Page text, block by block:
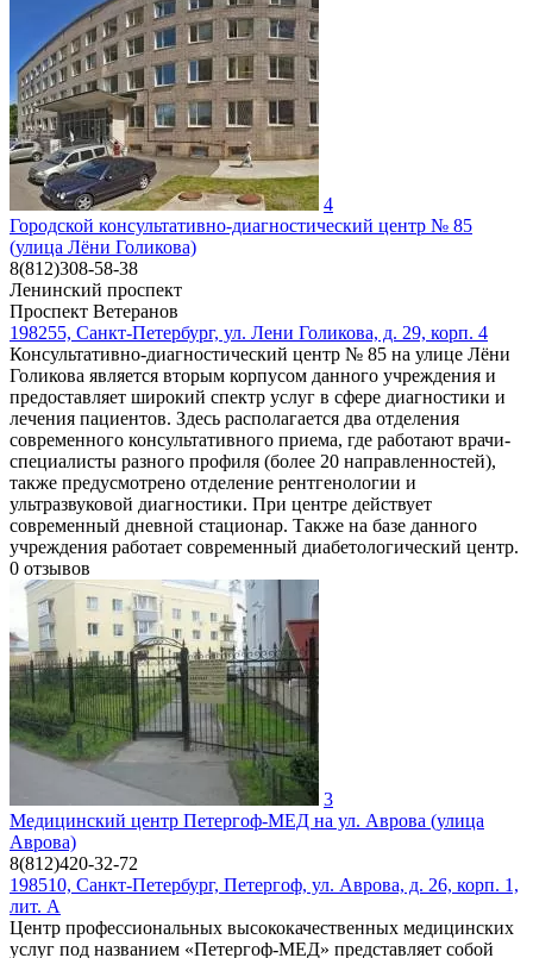
4
Городской консультативно-диагностический центр № 85
(улица Лёни Голикова)
8(812)308-58-38
Ленинский проспект
Проспект Ветеранов
198255, Санкт-Петербург, ул. Лени Голикова, д. 29, корп. 4
Консультативно-диагностический центр № 85 на улице Лёни
Голикова является вторым корпусом данного учреждения и
предоставляет широкий спектр услуг в сфере диагностики и
лечения пациентов. Здесь располагается два отделения
современного консультативного приема, где работают врачи-
специалисты разного профиля (более 20 направленностей),
также предусмотрено отделение рентгенологии и
ультразвуковой диагностики. При центре действует
современный дневной стационар. Также на базе данного
учреждения работает современный диабетологический центр.
0 отзывов
3
Медицинский центр Петергоф-МЕД на ул. Аврова (улица
Аврова)
8(812)420-32-72
198510, Санкт-Петербург, Петергоф, ул. Аврова, д. 26, корп. 1,
лит. А
Центр профессиональных высококачественных медицинских
услуг под названием «Петергоф-МЕД» представляет собой